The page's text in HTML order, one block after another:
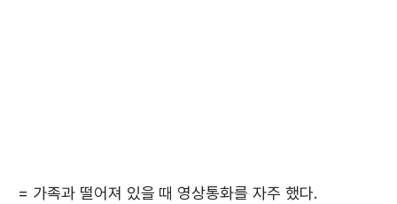
= 가족과 떨어져 있을 때 영상통화를 자주 했다.